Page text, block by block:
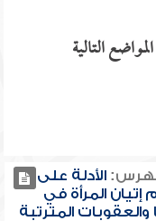
التالية
الأدلة على
إتيان المرأة في
والعقوبات المترتبة